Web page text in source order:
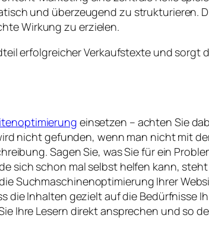
und überzeugend zu strukturieren.
Wirkung zu erzielen.
erfolgreicher Verkaufstexte und sorgt
einsetzen – achten Sie
nicht gefunden, wenn man nicht mit
Sagen Sie, was Sie für ein
sich schon mal selbst helfen kann,
Suchmaschinenoptimierung Ihrer
die Inhalten gezielt auf die Bedürfnisse
Ihre Lesern direkt ansprechen und so